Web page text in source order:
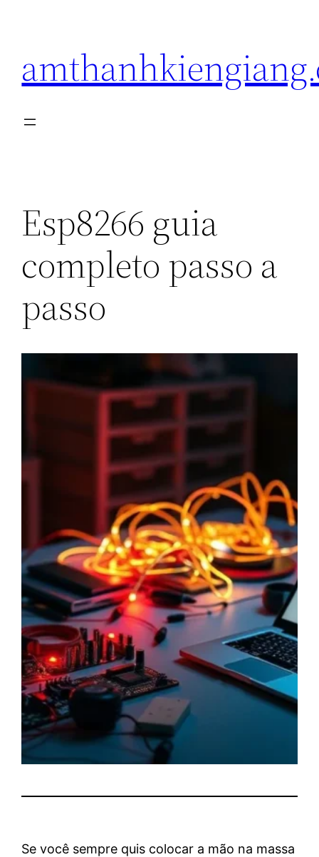
conteúdo
Esp8266 guia
completo passo a
passo
Se você sempre quis colocar a mão na massa